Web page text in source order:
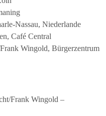
Nassau, Niederlande
Café Central
Wingold, Bürgerzentrum
Frank Wingold –